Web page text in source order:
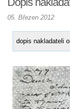
05. Březen 2012
dopis nakladateli